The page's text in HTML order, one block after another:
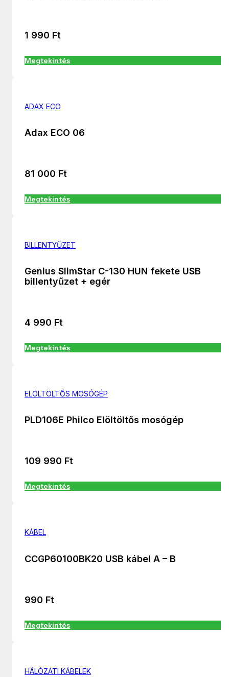
1 990 Ft
Megtekintés
ADAX ECO
Adax ECO 06
81 000 Ft
Megtekintés
BILLENTYŰZET
Genius SlimStar C-130 HUN fekete USB
billentyűzet + egér
4 990 Ft
Megtekintés
ELÖLTÖLTŐS MOSÓGÉP
PLD106E Philco Elöltöltős mosógép
109 990 Ft
Megtekintés
KÁBEL
CCGP60100BK20 USB kábel A – B
990 Ft
Megtekintés
HÁLÓZATI KÁBELEK